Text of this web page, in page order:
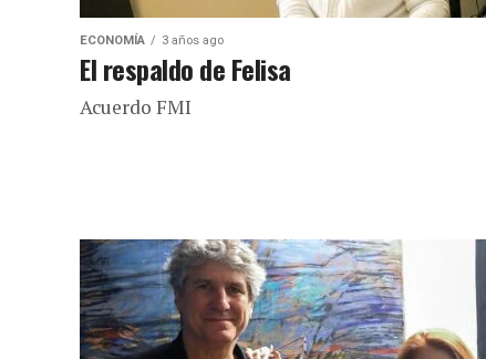
ECONOMÍA 3 años ago
El respaldo de Felisa
Acuerdo FMI